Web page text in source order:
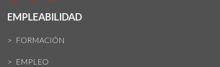
EMPLEABILIDAD
FORMACIÓN
EMPLEO